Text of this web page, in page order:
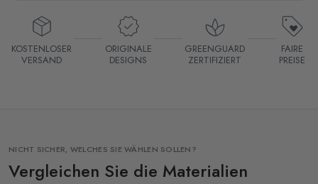
KOSTENLOSER
VERSAND
ORIGINALE
DESIGNS
GREENGUARD
ZERTIFIZIERT
FAIRE
PREISE
NICHT SICHER, WELCHES SIE WÄHLEN SOLLEN?
Vergleichen Sie die Materialien